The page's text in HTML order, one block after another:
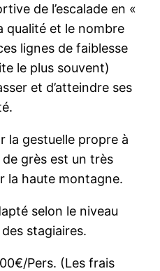
de l’escalade en «
qualité et le nombre
lignes de faiblesse
le plus souvent)
et d’atteindre ses
la gestuelle propre à
grès est un très
la haute montagne.
selon le niveau
stagiaires.
Pers. (Les frais